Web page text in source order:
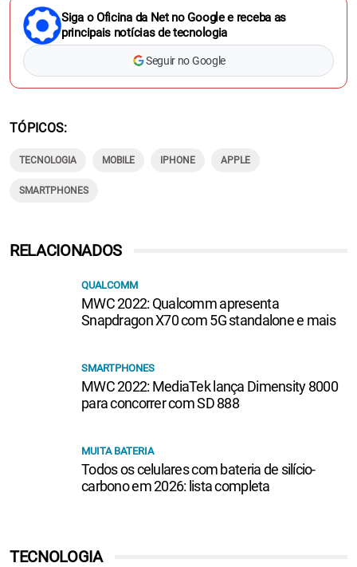
Siga o Oficina da Net no Google e receba as
principais notícias de tecnologia
Seguir no Google
TÓPICOS
TECNOLOGIA MOBILE IPHONE APPLE
SMARTPHONES
TECNOLOGIA
RELACIONADOS
QUALCOMM
MWC 2022: Qualcomm apresenta
Snapdragon X70 com 5G standalone e mais
SMARTPHONES
MWC 2022: MediaTek lança Dimensity 8000
para concorrer com SD 888
MUITA BATERIA
Todos os celulares com bateria de silício-
carbono em 2026: lista completa